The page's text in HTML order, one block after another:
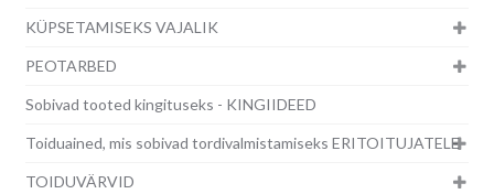
KÜPSETAMISEKS VAJALIK
PEOTARBED
Sobivad tooted kingituseks - KINGIIDEED
Toiduained, mis sobivad tordivalmistamiseks ERITOITUJATELE
TOIDUVÄRVID